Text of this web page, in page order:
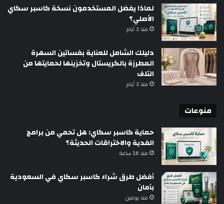
لماذا يفضل المستخدمون نسخة كاسبر سكاي
الأصلي؟
منذ 3 أيام
دليلك الشامل للعناية بفساتين السهرة
المطرزة بالكريستال وتخزينها لحمايتها من
التلف
منذ 3 أيام
منوعات
حماية كاسبر سكاي: هل تحمي من برامج
الفدية والاختراقات الحديثة؟
منذ 16 ساعة
أفضل طرق شراء كاسبر سكاي في السعودية
بأمان
منذ يومين